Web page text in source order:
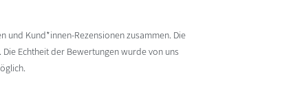
und Kund*innen-Rezensionen zusammen. Die
Echtheit der Bewertungen wurde von uns